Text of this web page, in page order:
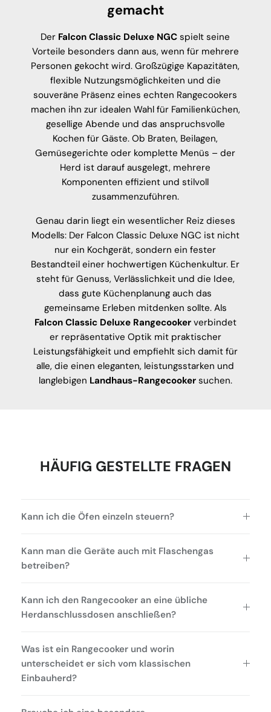
gemacht
Der Falcon Classic Deluxe NGC spielt seine
Vorteile besonders dann aus, wenn für mehrere
Personen gekocht wird. Großzügige Kapazitäten,
flexible Nutzungsmöglichkeiten und die
souveräne Präsenz eines echten Rangecookers
machen ihn zur idealen Wahl für Familienküchen,
gesellige Abende und das anspruchsvolle
Kochen für Gäste. Ob Braten, Beilagen,
Gemüsegerichte oder komplette Menüs – der
Herd ist darauf ausgelegt, mehrere
Komponenten effizient und stilvoll
zusammenzuführen.
Genau darin liegt ein wesentlicher Reiz dieses
Modells: Der Falcon Classic Deluxe NGC ist nicht
nur ein Kochgerät, sondern ein fester
Bestandteil einer hochwertigen Küchenkultur. Er
steht für Genuss, Verlässlichkeit und die Idee,
dass gute Küchenplanung auch das
gemeinsame Erleben mitdenken sollte. Als
Falcon Classic Deluxe Rangecookerverbindet
er repräsentative Optik mit praktischer
Leistungsfähigkeit und empfiehlt sich damit für
alle, die einen eleganten, leistungsstarken und
langlebigen Landhaus-Rangecookersuchen.
HÄUFIG GESTELLTE FRAGEN
Kann ich die Öfen einzeln steuern?
Kann man die Geräte auch mit Flaschengas
betreiben?
Kann ich den Rangecooker an eine übliche
Herdanschlussdosen anschließen?
Was ist ein Rangecooker und worin
unterscheidet er sich vom klassischen
Einbauherd?